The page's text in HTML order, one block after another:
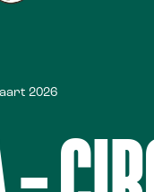
2026